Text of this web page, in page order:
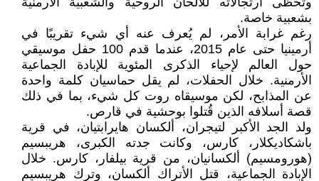
بشعبية خاصة.
رغم غرابة الأمر، لم يُعرف عنه أي شيء تقريبًا في
أرمينيا حتى عام 2015، عندما قدم 100 حفل موسيقي
حول العالم لإحياء الذكرى المئوية للإبادة الجماعية
الأرمنية. خلال الحفلات، لم يقل حماسيان كلمة واحدة
عن المذابح، لكن موسيقاه روت كل شيء، بما في ذلك
قصة أسلافه الذين قُتلوا بوحشية في قارص.
ولد الجد الأكبر لتيجران، ألكسان هايرابتيان، في قرية
باشكاديكلار، كارس، وكانت جدته الكبرى، هريبسيم
(هورومسيم) ألكسانيان، من قرية بيلفار، كارس. خلال
الإبادة الجماعية، قتل الأتراك ألكسان، وترك هريبسيم